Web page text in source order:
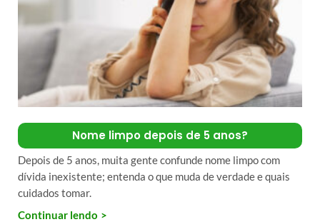
Nome limpo depois de 5 anos?
Depois de 5 anos, muita gente confunde nome limpo com
dívida inexistente; entenda o que muda de verdade e quais
cuidados tomar.
Continuar lendo